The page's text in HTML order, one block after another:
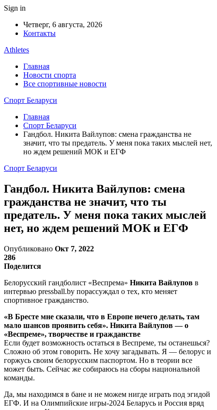
Sign in
Четверг, 6 августа, 2026
Контакты
Athletes
Главная
Новости спорта
Все спортивные новости
Спорт Беларуси
Главная
Спорт Беларуси
Гандбол. Никита Вайлупов: смена гражданства не
значит, что ты предатель. У меня пока таких мыслей нет,
но ждем решений МОК и ЕГФ
Спорт Беларуси
Гандбол. Никита Вайлупов: смена
гражданства не значит, что ты
предатель. У меня пока таких мыслей
нет, но ждем решений МОК и ЕГФ
Опубликовано Окт 7, 2022
286
Поделится
Белорусский гандболист «Веспрема» Никита Вайлупов в
интервью pressball.by порассуждал о тех, кто меняет
спортивное гражданство.
«В Бресте мне сказали, что в Европе нечего делать, там
мало шансов проявить себя». Никита Вайлупов — о
«Веспреме», творчестве и гражданстве
Если будет возможность остаться в Веспреме, ты останешься?
Сложно об этом говорить. Не хочу загадывать. Я — белорус и
горжусь своим белорусским паспортом. Но в теории все
может быть. Сейчас же собираюсь на сборы национальной
команды.
Да, мы находимся в бане и не можем нигде играть под эгидой
ЕГФ. И на Олимпийские игры-2024 Беларусь и Россия вряд